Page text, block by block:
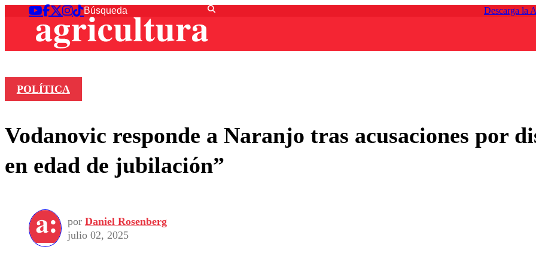
Descarga la
POLÍTICA
Vodanovic responde a Naranjo tras acusaciones por
en edad de jubilación”
por Daniel Rosenberg
julio 02, 2025